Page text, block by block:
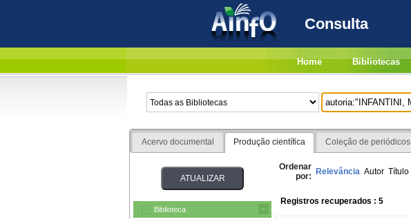
Consulta
Home Bibliotecas
Acervo documental Produção científica Coleção de periódicos
Biblioteca
Ordenar
por: Relevância Autor Título
Registros recuperados : 5